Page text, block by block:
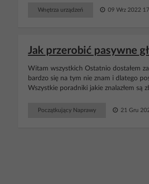
Wnętrza urządzeń 09 Wrz 2022
Jak przerobić pasywne
Witam wszystkich Ostatnio dostałem
bardzo się na tym nie znam i dlatego
Wszystkie poradniki jakie znalazłem są
Początkujący Naprawy 21 Gru